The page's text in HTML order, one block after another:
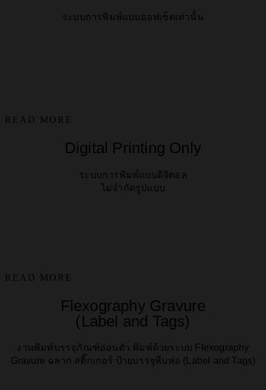
ระบบการพิมพ์แบบออฟเซ็ตเท่านั้น
READ MORE
Digital Printing Only
ระบบการพิมพ์แบบดิจิตอล
ไม่จำกัดรูปแบบ
READ MORE
Flexography Gravure
(Label and Tags)
งานพิมพ์บรรจุภัณฑ์อ่อนตัว พิมพ์ด้วยระบบ Flexography
Gravure ฉลาก สติ๊กเกอร์ ป้ายบรรจุหีบห่อ (Label and Tags)